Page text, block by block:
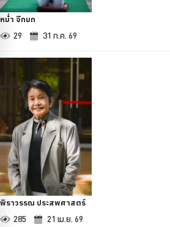
หม่ำ จ๊กมก
29 31 ก.ค. 69
พิราวรรณ ประสพศาสตร์
285 21 เม.ย. 69